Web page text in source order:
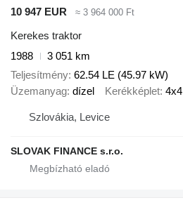
10 947 EUR
≈ 3 964 000 Ft
Kerekes traktor
1988
3 051 km
Teljesítmény 62.54 LE (45.97 kW)
Üzemanyag dízel Kerékképlet 4x4
Szlovákia, Levice
SLOVAK FINANCE s.r.o.